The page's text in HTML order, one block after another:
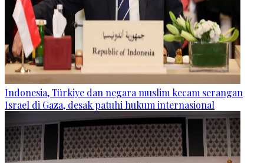
Indonesia, Türkiye dan negara muslim kecam serangan
Israel di Gaza, desak patuhi hukum internasional